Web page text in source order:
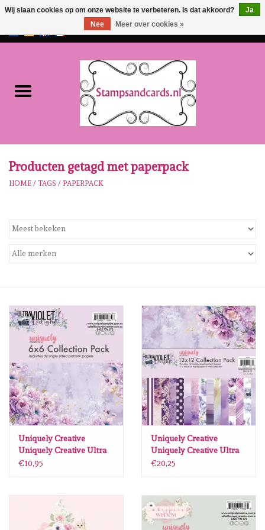
EUR/GBP
NIEUW!!
Onze Merken
Stempels
Stempelinkt
Stempelaccesoires
Papier (blokjes) &
Embellishments
Embellishment/bedeltjes
Producten getagd met paperpack
HOME / TAGS / PAPERPACK
Uniquely Creative
Uniquely Creative Ultra
Violet Delight paperpack
€10,95
Uniquely Creative
Uniquely Creative Ultra
Violet Delight paperpack
€20,25
Wij slaan cookies op om onze website te verbeteren. Is dat akkoord?
Ja
Nee
Meer over cookies »